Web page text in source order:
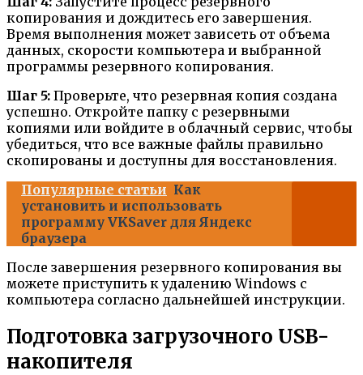
копирования и дождитесь его завершения.
Время выполнения может зависеть от объема
данных, скорости компьютера и выбранной
программы резервного копирования.
Шаг 5: Проверьте, что резервная копия создана
успешно. Откройте папку с резервными
копиями или войдите в облачный сервис, чтобы
убедиться, что все важные файлы правильно
скопированы и доступны для восстановления.
Популярные статьи Как
установить и использовать
программу VKSaver для Яндекс
браузера
После завершения резервного копирования вы
можете приступить к удалению Windows с
компьютера согласно дальнейшей инструкции.
Подготовка загрузочного USB-
накопителя